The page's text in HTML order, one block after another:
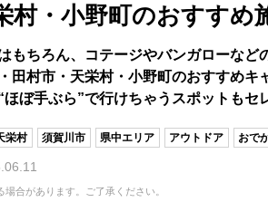
村・小野町のおすすめ
もちろん、コテージやバンガローなど
田村市・天栄村・小野町のおすすめキ
ほぼ手ぶら”で行けちゃうスポットもセ
栄村 須賀川市 県中エリア アウトドア おで
合があります。ご了承ください。